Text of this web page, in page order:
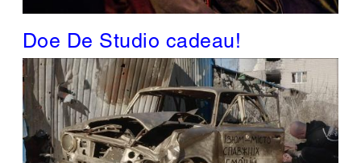
Doe De Studio cadeau!